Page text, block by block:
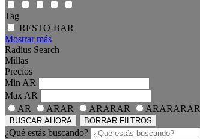
Tag
RESTO-BAR
Mostrar más
Radius Search
Millas
Precios
Min AR
Max AR
AR
ARAR ARARAR ARARARAR
BUSCAR AHORA BORRAR FILTROS
¿Qué estás buscando?